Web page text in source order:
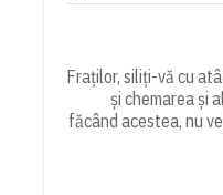
Fraților, siliți-vă cu
și chemarea și
făcând acestea, nu